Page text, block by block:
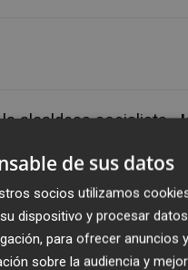
alcaldesa socialista,
a la portavoz
a la suya y
Tena ha
que no es nueva
de sus datos
socios utilizamos
dispositivo y procesar
para ofrecer anuncios
sobre la audiencia y